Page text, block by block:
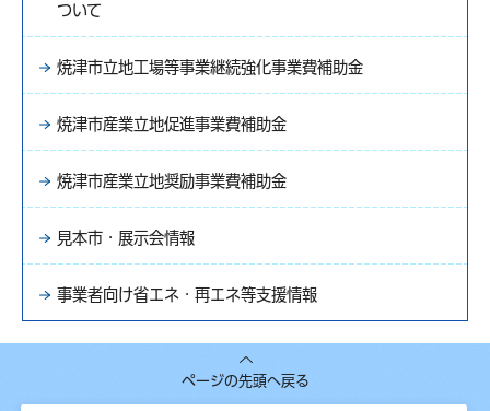
ついて
焼津市立地工場等事業継続強化事業費補助金
焼津市産業立地促進事業費補助金
焼津市産業立地奨励事業費補助金
見本市・展示会情報
事業者向け省エネ・再エネ等支援情報
ページの先頭へ戻る